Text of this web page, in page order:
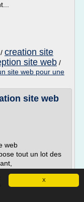
X
/ creation site
site web /
site web pour une
site web
web
tout un lot des
en terme de